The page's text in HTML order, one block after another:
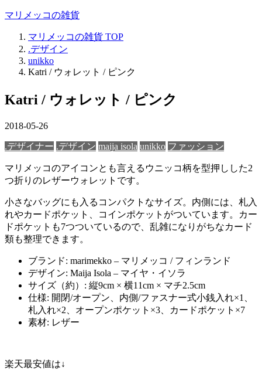
マリメッコの雑貨
マリメッコの雑貨 TOP
.デザイン
unikko
Katri / ウォレット / ピンク
Katri / ウォレット / ピンク
2018-05-26
.デザイナー .デザイン maija isola unikko ファッション
マリメッコのアイコンとも言えるウニッコ柄を型押しした2
つ折りのレザーウォレットです。
小さなバッグにも入るコンパクトなサイズ。内側には、札入
れやカードポケット、コインポケットがついています。カー
ドポケットも7つついているので、乱雑になりがちなカード
類も整理できます。
ブランド: marimekko – マリメッコ / フィンランド
デザイン: Maija Isola – マイヤ・イソラ
サイズ（約）: 縦9cm × 横11cm × マチ2.5cm
仕様: 開閉/オープン、内側/ファスナー式小銭入れ×1、
札入れ×2、オープンポケット×3、カードポケット×7
素材: レザー
楽天最安値は↓